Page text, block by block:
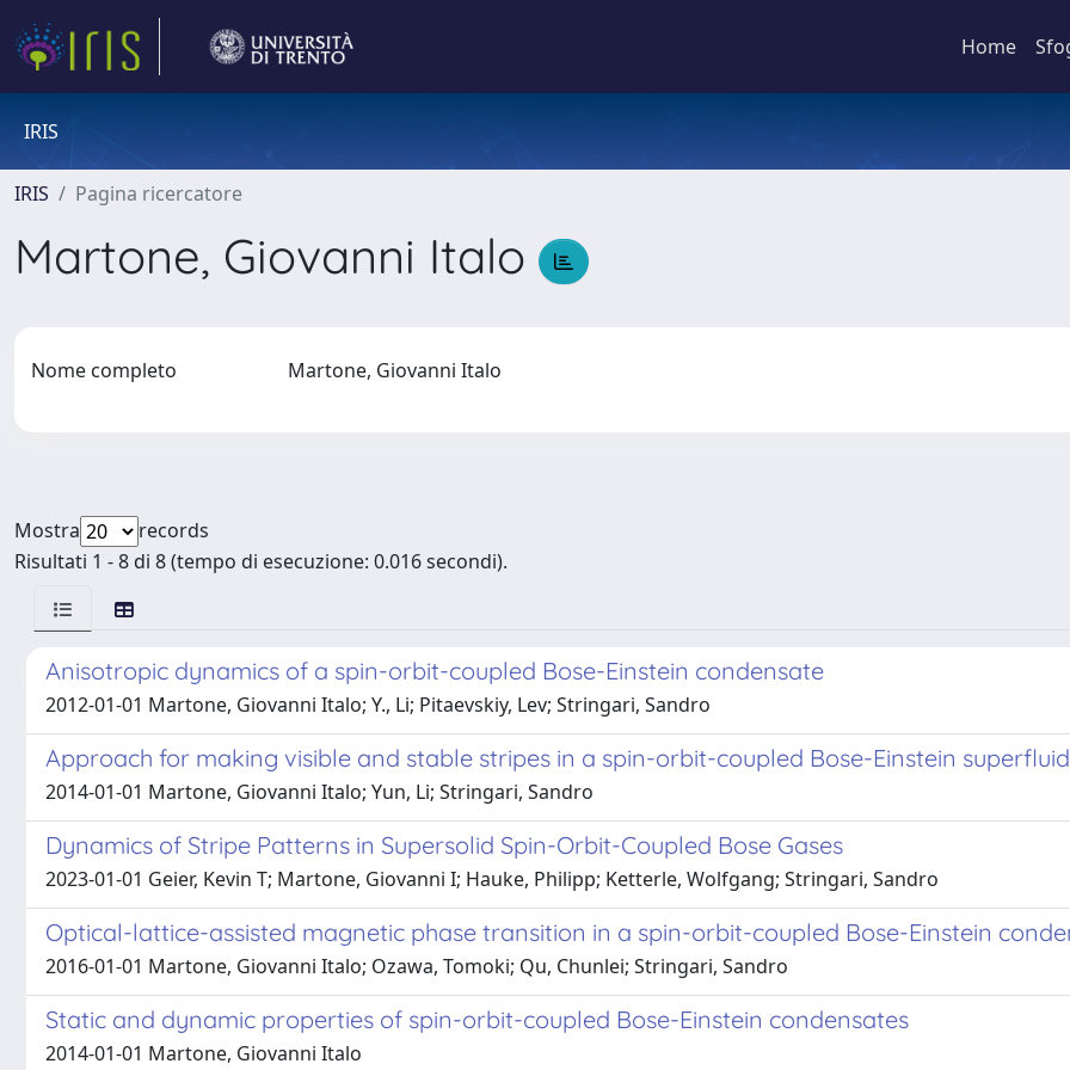
Home
IRIS
IRIS Pagina ricercatore
Martone, Giovanni Italo
Nome completo Martone, Giovanni Italo
Mostra
records
Risultati 1 - 8 di 8 (tempo di esecuzione: 0.016 secondi).
Anisotropic dynamics of a spin-orbit-coupled Bose-Einstein condensate
2012-01-01 Martone, Giovanni Italo; Y., Li; Pitaevskiy, Lev; Stringari, Sandro
Approach for making visible and stable stripes in a spin-orbit-coupled Bose-Einstein superfluid
2014-01-01 Martone, Giovanni Italo; Yun, Li; Stringari, Sandro
Dynamics of Stripe Patterns in Supersolid Spin-Orbit-Coupled Bose Gases
2023-01-01 Geier, Kevin T; Martone, Giovanni I; Hauke, Philipp; Ketterle, Wolfgang; Stringari, Sandro
Optical-lattice-assisted magnetic phase transition in a spin-orbit-coupled Bose-Einstein
2016-01-01 Martone, Giovanni Italo; Ozawa, Tomoki; Qu, Chunlei; Stringari, Sandro
Static and dynamic properties of spin-orbit-coupled Bose-Einstein condensates
2014-01-01 Martone, Giovanni Italo